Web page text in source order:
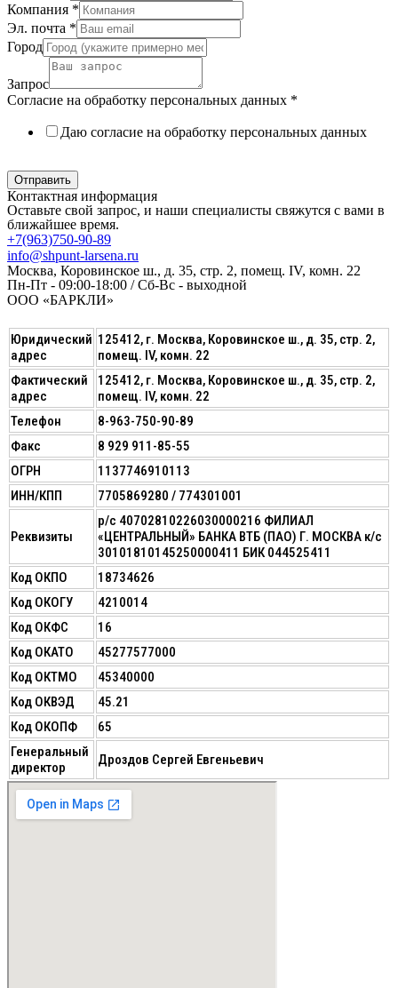
Компания *
Эл. почта *
Город
Запрос
Согласие на обработку персональных данных *
Даю согласие на обработку персональных данных
Отправить
Контактная информация
Оставьте свой запрос, и наши специалисты свяжутся с вами в
ближайшее время.
+7(963)750-90-89
info@shpunt-larsena.ru
Москва, Коровинское ш., д. 35, стр. 2, помещ. IV, комн. 22
Пн-Пт - 09:00-18:00 / Сб-Вс - выходной
ООО «БАРКЛИ»
Юридический
адрес
125412, г. Москва, Коровинское ш., д. 35, стр. 2,
помещ. IV, комн. 22
Фактический
адрес
125412, г. Москва, Коровинское ш., д. 35, стр. 2,
помещ. IV, комн. 22
Телефон
8-963-750-90-89
Факс
8 929 911-85-55
ОГРН
1137746910113
ИНН/КПП
7705869280 / 774301001
Реквизиты
р/с 40702810226030000216 ФИЛИАЛ
«ЦЕНТРАЛЬНЫЙ» БАНКА ВТБ (ПАО) Г. МОСКВА к/с
30101810145250000411 БИК 044525411
Код ОКПО
18734626
Код ОКОГУ
4210014
Код ОКФС
16
Код ОКАТО
45277577000
Код ОКТМО
45340000
Код ОКВЭД
45.21
Код ОКОПФ
65
Генеральный
директор
Дроздов Сергей Евгеньевич